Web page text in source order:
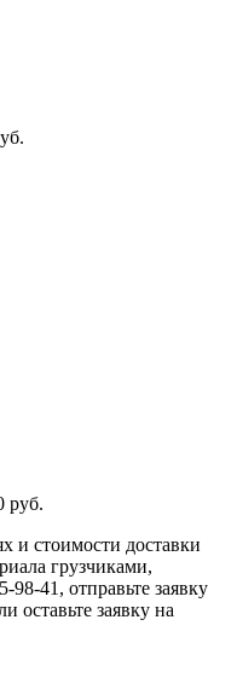
руб.
и стоимости доставки
грузчиками,
41, отправьте заявку
оставьте заявку на